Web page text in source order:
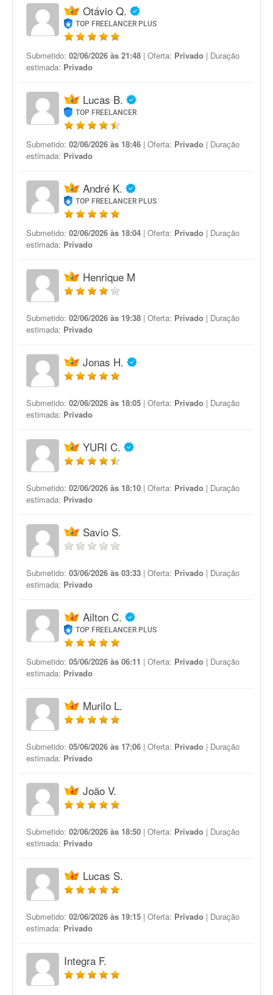
Otávio Q.
TOP FREELANCER PLUS
Submetido: 02/06/2026 às 21:48 | Oferta: Privado | Duração
estimada: Privado
Lucas B.
TOP FREELANCER
Submetido: 02/06/2026 às 18:46 | Oferta: Privado | Duração
estimada: Privado
André K.
TOP FREELANCER PLUS
Submetido: 02/06/2026 às 18:04 | Oferta: Privado | Duração
estimada: Privado
Henrique M
Submetido: 02/06/2026 às 19:38 | Oferta: Privado | Duração
estimada: Privado
Jonas H.
Submetido: 02/06/2026 às 18:05 | Oferta: Privado | Duração
estimada: Privado
YURI C.
Submetido: 02/06/2026 às 18:10 | Oferta: Privado | Duração
estimada: Privado
Savio S.
Submetido: 03/06/2026 às 03:33 | Oferta: Privado | Duração
estimada: Privado
Ailton C.
TOP FREELANCER PLUS
Submetido: 05/06/2026 às 06:11 | Oferta: Privado | Duração
estimada: Privado
Murilo L.
Submetido: 05/06/2026 às 17:06 | Oferta: Privado | Duração
estimada: Privado
João V.
Submetido: 02/06/2026 às 18:50 | Oferta: Privado | Duração
estimada: Privado
Lucas S.
Submetido: 02/06/2026 às 19:15 | Oferta: Privado | Duração
estimada: Privado
Integra F.